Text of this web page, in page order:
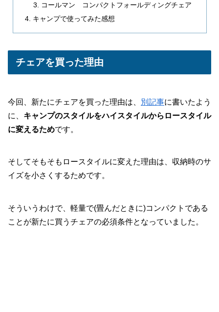
コールマン コンパクトフォールディングチェア
キャンプで使ってみた感想
チェアを買った理由
今回、新たにチェアを買った理由は、 別記事に書いたよう
に、 キャンプのスタイルをハイスタイルからロースタイル
に変えるためです。
そしてそもそもロースタイルに変えた理由は、収納時のサ
イズを小さくするためです。
そういうわけで、軽量で(畳んだときに)コンパクトである
ことが新たに買うチェアの必須条件となっていました。